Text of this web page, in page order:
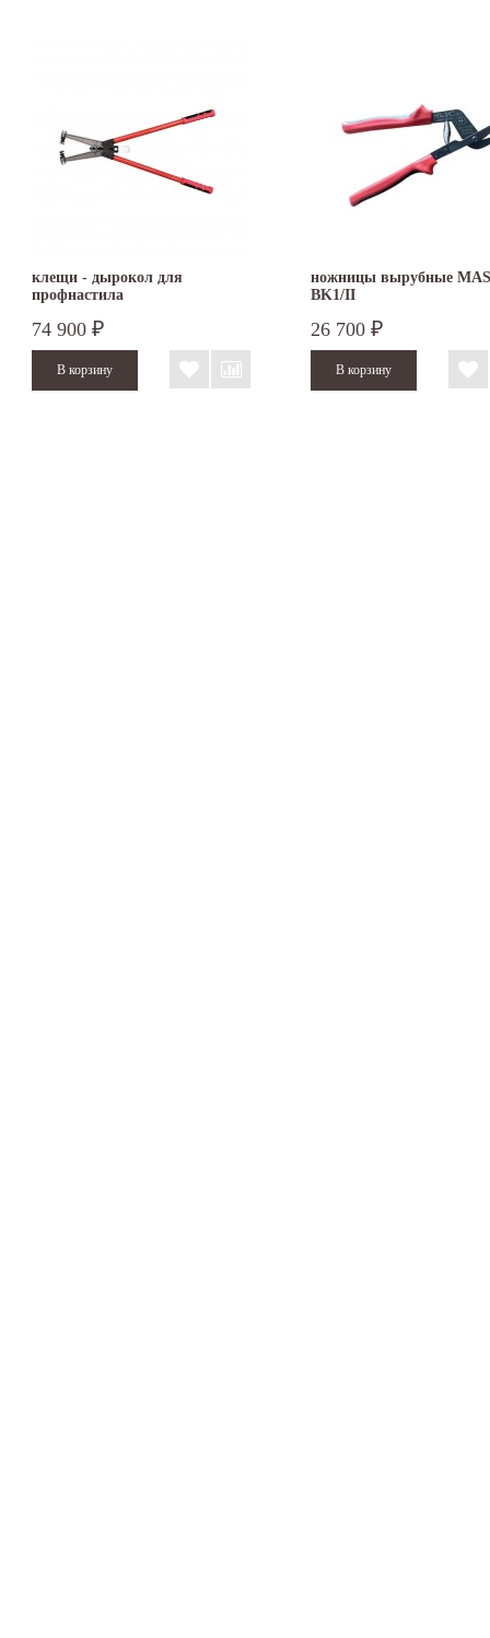
клещи - дырокол для
профнастила
74 900 ₽
ножницы вырубные
BK1/II
26 700 ₽